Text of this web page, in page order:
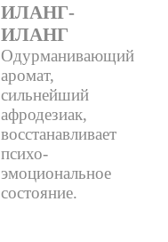
ИЛАНГ-
ИЛАНГ
Одурманивающий
аромат,
сильнейший
афродезиак,
восстанавливает
психо-
эмоциональное
состояние.